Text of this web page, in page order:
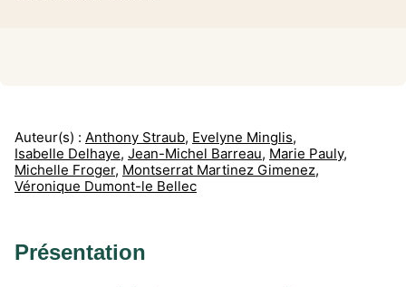
Auteur(s) : Anthony Straub, Evelyne Minglis,
Isabelle Delhaye, Jean-Michel Barreau, Marie Pauly,
Michelle Froger, Montserrat Martinez Gimenez,
Véronique Dumont-le Bellec
Présentation